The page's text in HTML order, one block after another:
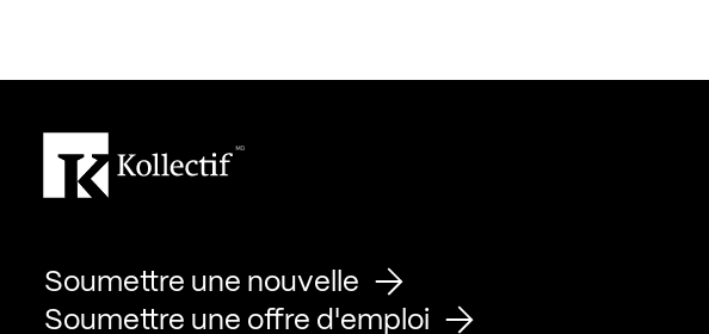
Soumettre une nouvelle
Soumettre une offre d'emploi